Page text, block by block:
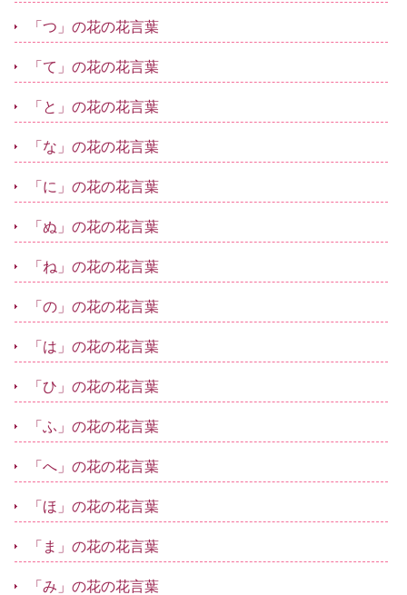
「つ」の花の花言葉
「て」の花の花言葉
「と」の花の花言葉
「な」の花の花言葉
「に」の花の花言葉
「ぬ」の花の花言葉
「ね」の花の花言葉
「の」の花の花言葉
「は」の花の花言葉
「ひ」の花の花言葉
「ふ」の花の花言葉
「へ」の花の花言葉
「ほ」の花の花言葉
「ま」の花の花言葉
「み」の花の花言葉